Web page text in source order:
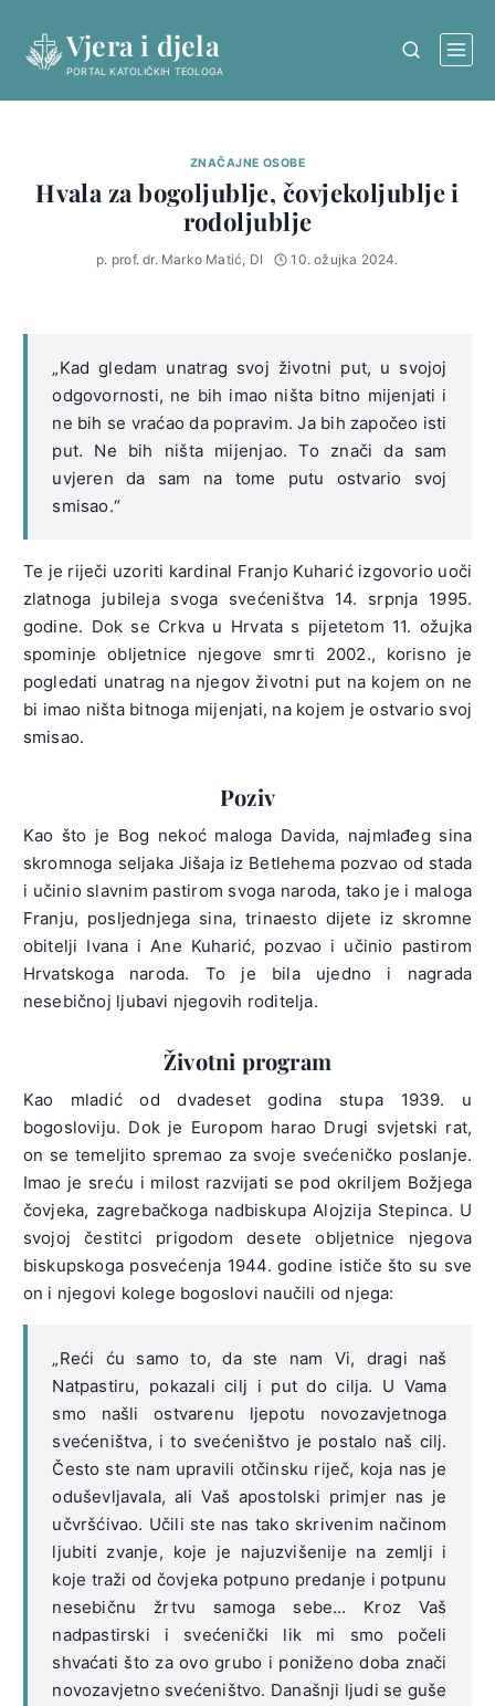
content
Vjera i djela
PORTAL KATOLIČKIH TEOLOGA
ZNAČAJNE OSOBE
Hvala za bogoljublje, čovjekoljublje i
rodoljublje
p. prof. dr. Marko Matić, DI 10. ožujka 2024.
„Kad gledam unatrag svoj životni put, u svojoj
odgovornosti, ne bih imao ništa bitno mijenjati i
ne bih se vraćao da popravim. Ja bih započeo isti
put. Ne bih ništa mijenjao. To znači da sam
uvjeren da sam na tome putu ostvario svoj
smisao.“
Te je riječi uzoriti kardinal Franjo Kuharić izgovorio uoči
zlatnoga jubileja svoga svećeništva 14. srpnja 1995.
godine. Dok se Crkva u Hrvata s pijetetom 11. ožujka
spominje obljetnice njegove smrti 2002., korisno je
pogledati unatrag na njegov životni put na kojem on ne
bi imao ništa bitnoga mijenjati, na kojem je ostvario svoj
smisao.
Poziv
Kao što je Bog nekoć maloga Davida, najmlađeg sina
skromnoga seljaka Jišaja iz Betlehema pozvao od stada
i učinio slavnim pastirom svoga naroda, tako je i maloga
Franju, posljednjega sina, trinaesto dijete iz skromne
obitelji Ivana i Ane Kuharić, pozvao i učinio pastirom
Hrvatskoga naroda. To je bila ujedno i nagrada
nesebičnoj ljubavi njegovih roditelja.
Životni program
Kao mladić od dvadeset godina stupa 1939. u
bogosloviju. Dok je Europom harao Drugi svjetski rat,
on se temeljito spremao za svoje svećeničko poslanje.
Imao je sreću i milost razvijati se pod okriljem Božjega
čovjeka, zagrebačkoga nadbiskupa Alojzija Stepinca. U
svojoj čestitci prigodom desete obljetnice njegova
biskupskoga posvećenja 1944. godine ističe što su sve
on i njegovi kolege bogoslovi naučili od njega:
„Reći ću samo to, da ste nam Vi, dragi naš
Natpastiru, pokazali cilj i put do cilja. U Vama
smo našli ostvarenu ljepotu novozavjetnoga
svećeništva, i to svećeništvo je postalo naš cilj.
Često ste nam upravili otčinsku riječ, koja nas je
oduševljavala, ali Vaš apostolski primjer nas je
učvršćivao. Učili ste nas tako skrivenim načinom
ljubiti zvanje, koje je najuzvišenije na zemlji i
koje traži od čovjeka potpuno predanje i potpunu
nesebičnu žrtvu samoga sebe… Kroz Vaš
nadpastirski i svećenički lik mi smo počeli
shvaćati što za ovo grubo i poniženo doba znači
novozavjetno svećeništvo. Današnji ljudi se guše